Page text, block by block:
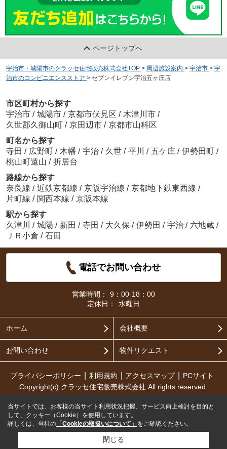
ページトップへ
宇治市・城陽市のクラッセ住宅販売株式会社TOP > 周辺施設案内 > 宇治市 > 宇
治市のコンビニエンスストア > セブンイレブン宇治五ヶ庄店
市区町村から探す
宇治市 / 城陽市 / 京都市伏見区 / 木津川市 /
久世郡久御山町 / 京田辺市 / 京都市山科区
町名から探す
寺田 / 広野町 / 木幡 / 宇治 / 久世 / 平川 / 五ケ庄 / 伊勢田町 /
桃山町遠山 / 折居台
路線から探す
奈良線 / 近鉄京都線 / 京阪宇治線 / 京都地下鉄東西線 /
片町線 / 関西本線 / 京阪本線
駅から探す
久津川
/ 城陽 / 新田 / 寺田 / 大久保 / 伊勢田 / 宇治 / 六地蔵 /
ＪＲ小倉 / 石田
電話でお問い合わせ
営業時間：
9：00-18：00
定休日：
水曜日
ホーム 会社概要
お問い合わせ 物件リクエスト
プライバシーポリシー 利用規約 アクセスマップ
PCサイト
Copyright(c) クラッセ住宅販売株式会社 All rights reserved.
当サイトでは、お客様の当サイト利用状況把握、サービス向上検討を目的と
して、クッキー（Cookie）を使用しています。
詳しくは、当社の 「Cookieの取扱いについて」 をご確認ください。
閉じる